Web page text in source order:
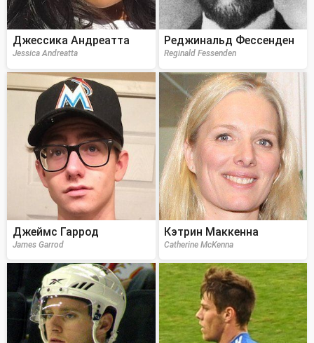
Джессика Андреатта
Jessica Andreatta
Реджинальд Фессенден
Reginald Fessenden
Джеймс Гаррод
James Garrod
Кэтрин Маккенна
Catherine McKenna